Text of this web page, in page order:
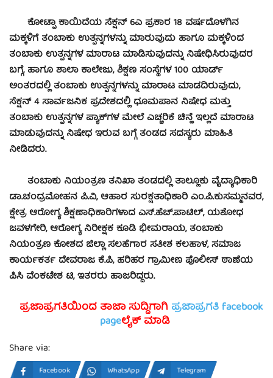
ಕೋಟ್ಪಾ ಕಾಯಿದೆಯ ಸೆಕ್ಷನ್ 6ಎ ಪ್ರಕಾರ 18 ವರ್ಷದೊಳಗಿನ
ಮಕ್ಕಳಿಗೆ ತಂಬಾಕು ಉತ್ಪನ್ನಗಳನ್ನು ಮಾರುವುದು ಹಾಗೂ ಮಕ್ಕಳಿಂದ
ತಂಬಾಕು ಉತ್ಪನ್ನಗಳ ಮಾರಾಟ ಮಾಡಿಸುವುದನ್ನು ನಿಷೇಧಿಸಿರುವುದರ
ಬಗ್ಗೆ, ಹಾಗೂ ಶಾಲಾ ಕಾಲೇಜು, ಶಿಕ್ಷಣ ಸಂಸ್ಥೆಗಳ 100 ಯಾರ್ಡ್
ಅಂತರದಲ್ಲಿ ತಂಬಾಕು ಉತ್ಪನ್ನಗಳನ್ನು ಮಾರಾಟ ಮಾಡದಿರುವುದು,
ಸೆಕ್ಷನ್ 4 ಸಾರ್ವಜನಿಕ ಪ್ರದೇಶದಲ್ಲಿ ಧೂಮಪಾನ ನಿಷೇಧ ಮತ್ತು
ತಂಬಾಕು ಉತ್ಪನ್ನಗಳ ಪ್ಯಾಕ್‍ಗಳ ಮೇಲೆ ಎಚ್ಚರಿಕೆ ಚಿನ್ಹೆ ಇಲ್ಲದೆ ಮಾರಾಟ
ಮಾಡುವುದನ್ನು ನಿಷೇಧ ಇರುವ ಬಗ್ಗೆ ತಂಡದ ಸದಸ್ಯರು ಮಾಹಿತಿ
ನೀಡಿದರು.
ತಂಬಾಕು ನಿಯಂತ್ರಣ ತನಿಖಾ ತಂಡದಲ್ಲಿ ತಾಲ್ಲೂಕು ವೈದ್ಯಾಧಿಕಾರಿ
ಡಾ.ಚಂದ್ರಮೋಹನ ಪಿ.ವಿ, ಆಹಾರ ಸುರಕ್ಷತಾಧಿಕಾರಿ ಎಂ.ಪಿ.ಕುಸಮ್ಮನವರ,
ಕ್ಷೇತ್ರ ಆರೋಗ್ಯ ಶಿಕ್ಷಣಾಧಿಕಾರಿಗಳಾದ ಎಸ್.ಹೆಚ್.ಪಾಟಿಲ್, ಯಶೋಧ
ಜವಳಗೇರಿ, ಆರೋಗ್ಯ ನಿರೀಕ್ಷಕ ಕೂಡಿ ಭೀಮರಾಯ, ತಂಬಾಕು
ನಿಯಂತ್ರಣ ಕೋಶದ ಜಿಲ್ಲಾ ಸಲಹೆಗಾರ ಸತೀಶ ಕಲಹಾಳ, ಸಮಾಜ
ಕಾರ್ಯಕರ್ತ ದೇವರಾಜ ಕೆ.ಪಿ, ಹರಿಹರ ಗ್ರಾಮೀಣ ಪೊಲೀಸ್ ಠಾಣೆಯ
ಪಿಸಿ ವೆಂಕಟೇಶ ಟಿ, ಇತರರು ಹಾಜರಿದ್ದರು.
ಪ್ರಜಾಪ್ರಗತಿಯಿಂದ ತಾಜಾ ಸುದ್ದಿಗಾಗಿ ಪ್ರಜಾಪ್ರಗತಿ facebook
pageಲೈಕ್ ಮಾಡಿ
Share via:
Facebook WhatsApp
Telegram